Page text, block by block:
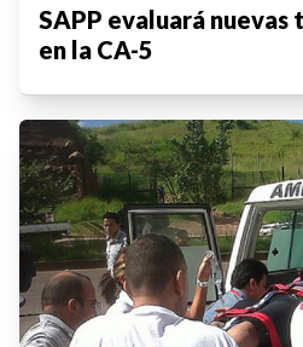
SAPP evaluará nuevas
en la CA-5